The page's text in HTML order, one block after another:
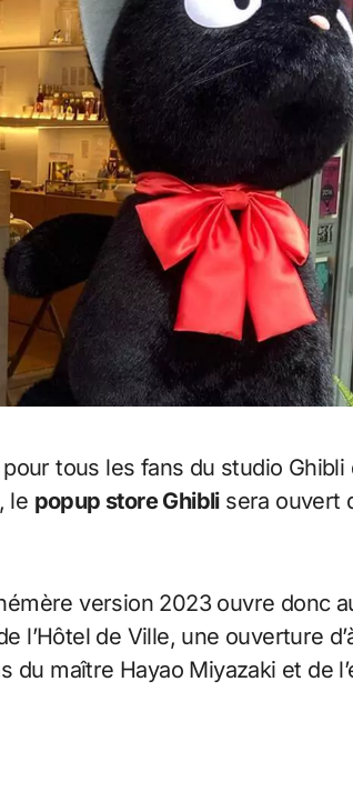
le popup store Ghiblisera ouvert
version 2023 ouvre donc
l’Hôtel de Ville, une ouverture
du maître Hayao Miyazaki et de